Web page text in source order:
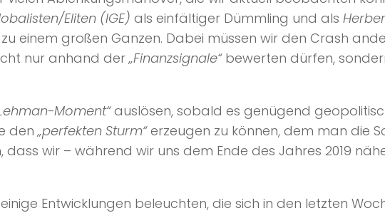
Eliten (IGE) als einfältiger Dümmling und als
einem großen Ganzen. Dabei müssen wir den Crash
nur anhand der„Finanzsignale“bewerten dürfen,
Moment“auslösen, sobald es genügend
den„perfekten Sturm“erzeugen zu können, dem man die
dass wir – während wir uns dem Ende des Jahres 2019
Entwicklungen beleuchten, die sich in den letzten